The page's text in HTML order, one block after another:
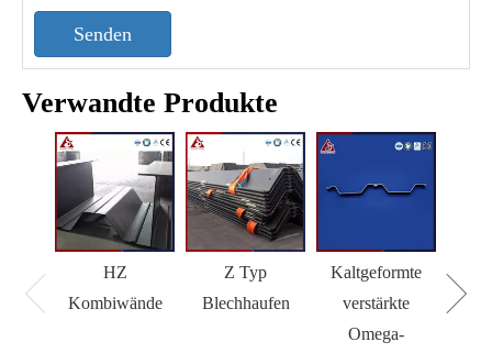
Senden
Verwandte Produkte
HZ
Kombiwände
Z Typ
Blechhaufen
Kaltgeformte
verstärkte
Omega-